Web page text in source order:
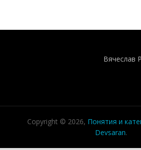
Вячеслав
Copyright © 2026, Понятия и
Devsaran.